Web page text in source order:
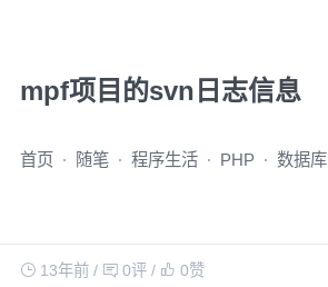
mpf项目的svn日志信息
首页 随笔 程序生活 PHP 数据库
13年前/ 0评/ 0赞